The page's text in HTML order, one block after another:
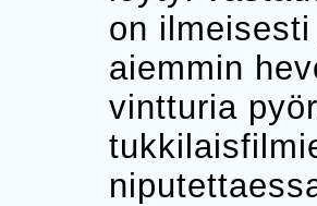
on
aiemmin
vintturia